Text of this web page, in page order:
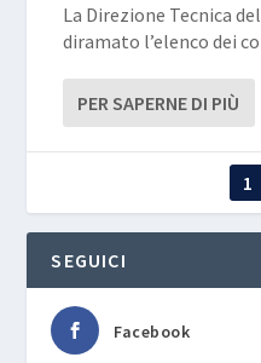
La Direzione Tecnica
diramato l’elenco dei
PER SAPERNE DI PIÙ
1
SEGUICI
Facebook